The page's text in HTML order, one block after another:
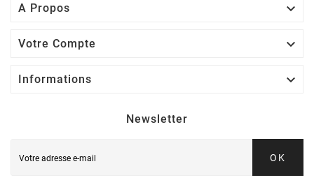
A Propos 
Votre Compte 
Informations 
Newsletter
OK